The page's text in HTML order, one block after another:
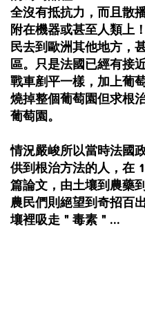
全沒有抵抗力，而且散
附在機器或甚至人類上
民去到歐洲其他地方，
區。只是法國已經有接
戰車剷平一樣，加上葡
燒掉整個葡萄園但求根
葡萄園。
情況嚴峻所以當時法國
供到根治方法的人，
篇論文，由土壤到農藥
農民們則絕望到奇招百
壤裡吸走＂毒素＂...